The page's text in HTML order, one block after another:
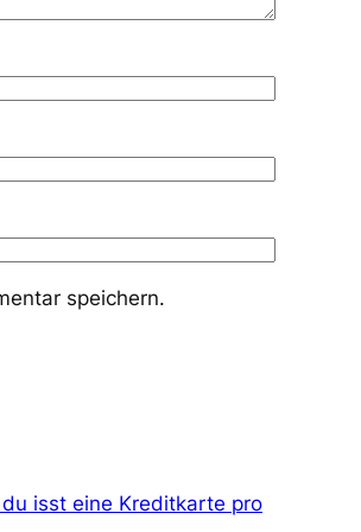
speichern.
isst eine Kreditkarte pro